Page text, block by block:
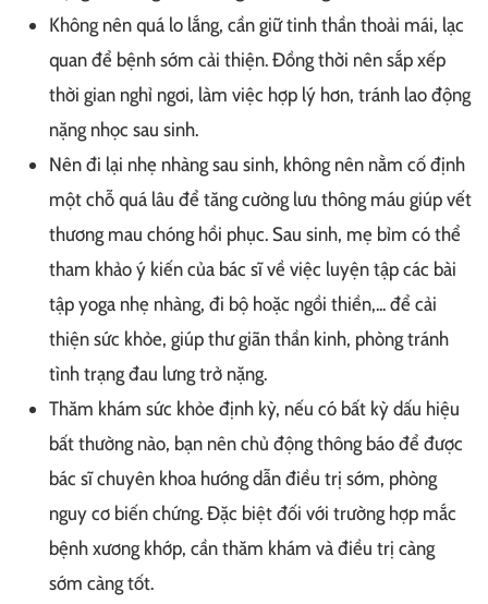
Không nên quá lo lắng, cần giữ tinh thần thoải mái, lạc
quan để bệnh sớm cải thiện. Đồng thời nên sắp xếp
thời gian nghỉ ngơi, làm việc hợp lý hơn, tránh lao động
nặng nhọc sau sinh.
Nên đi lại nhẹ nhàng sau sinh, không nên nằm cố định
một chỗ quá lâu để tăng cường lưu thông máu giúp vết
thương mau chóng hồi phục. Sau sinh, mẹ bỉm có thể
tham khảo ý kiến của bác sĩ về việc luyện tập các bài
tập yoga nhẹ nhàng, đi bộ hoặc ngồi thiền,... để cải
thiện sức khỏe, giúp thư giãn thần kinh, phòng tránh
tình trạng đau lưng trở nặng.
Thăm khám sức khỏe định kỳ, nếu có bất kỳ dấu hiệu
bất thường nào, bạn nên chủ động thông báo để được
bác sĩ chuyên khoa hướng dẫn điều trị sớm, phòng
nguy cơ biến chứng. Đặc biệt đối với trường hợp mắc
bệnh xương khớp, cần thăm khám và điều trị càng
sớm càng tốt.